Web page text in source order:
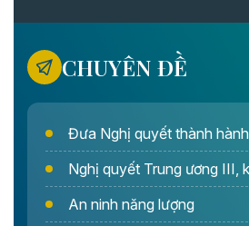
CHUYÊN ĐỀ
Đưa Nghị quyết thành
Nghị quyết Trung ương III,
An ninh năng lượng